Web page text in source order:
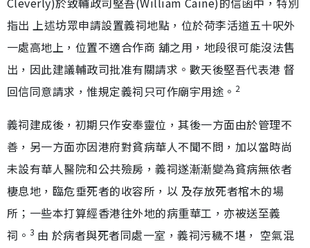
指出 上述坊眾申請設置義祠地點，位於荷李活道五十呎外
一處高地上，位置不適合作商 舖之用，地段很可能沒法售
出，因此建議輔政司批准有關請求。數天後堅吾代表港 督
回信同意請求，惟規定義祠只可作廟宇用途。 2
義祠建成後，初期只作安奉靈位，其後一方面由於管理不
善，另一方面亦因港府對貧病華人不聞不問，加以當時尚
未設有華人醫院和公共殮房，義祠遂漸漸變為貧病無依者
棲息地，臨危垂死者的收容所，以 及存放死者棺木的場
所；一些本打算經香港往外地的病重華工，亦被送至義
祠。 3 由 於病者與死者同處一室，義祠污穢不堪， 空氣混